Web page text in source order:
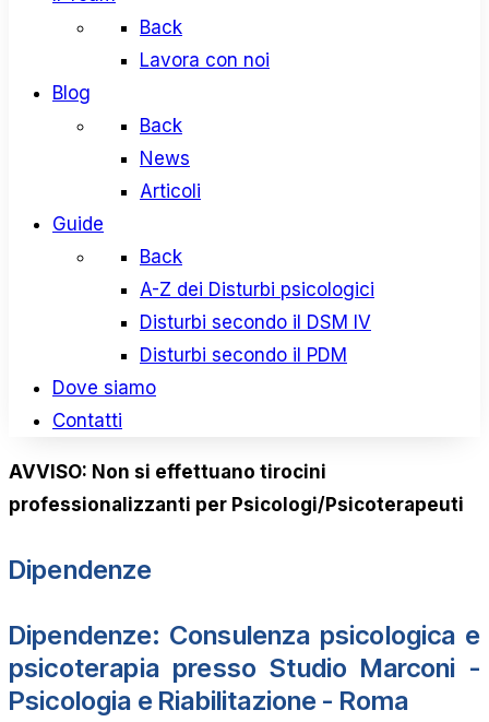
Back
Lavora con noi
Blog
Back
News
Articoli
Guide
Back
A-Z dei Disturbi psicologici
Disturbi secondo il DSM IV
Disturbi secondo il PDM
Dove siamo
Contatti
AVVISO: Non si effettuano tirocini
professionalizzanti per Psicologi/Psicoterapeuti
Dipendenze
Dipendenze: Consulenza psicologica e
psicoterapia presso Studio Marconi -
Psicologia e Riabilitazione - Roma